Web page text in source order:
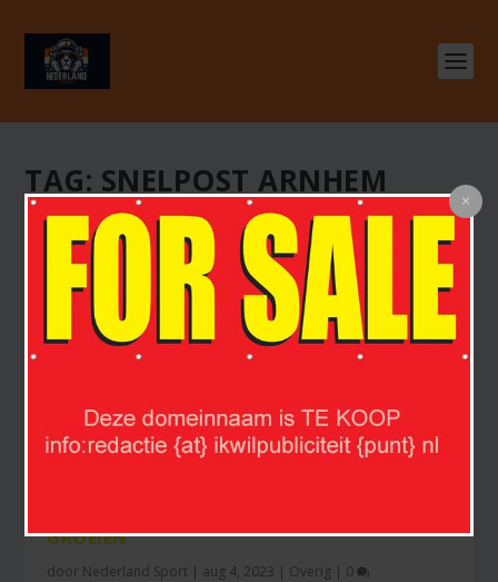
TAG: SNELPOST ARNHEM
GROEIEN
door Nederland Sport | aug 4, 2023 | Overig | 0